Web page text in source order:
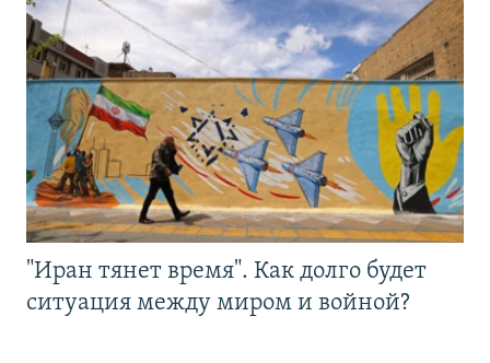
"Иран тянет время". Как долго будет
ситуация между миром и войной?